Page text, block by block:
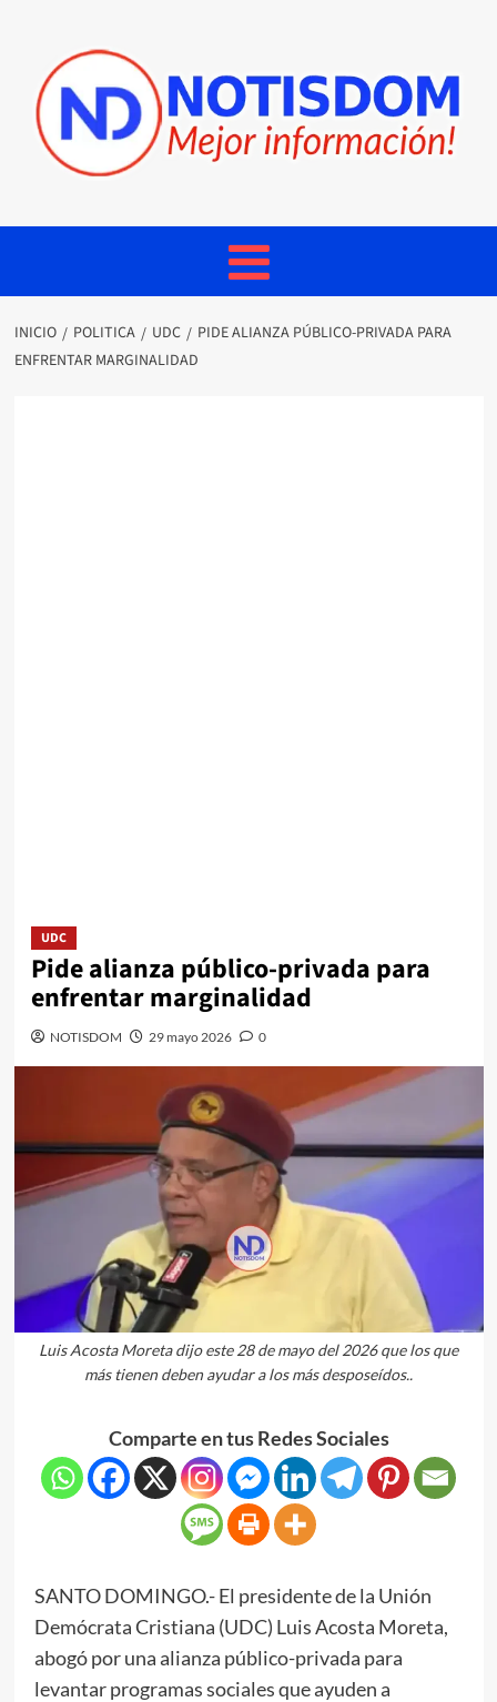
INICIO POLITICA UDC
PIDE ALIANZA PÚBLICO-PRIVADA PARA
ENFRENTAR MARGINALIDAD
UDC
Pide alianza público-privada para
enfrentar marginalidad
NOTISDOM 29 mayo 2026 0
Luis Acosta Moreta dijo este 28 de mayo del 2026 que los que
más tienen deben ayudar a los más desposeídos..
Comparte en tus Redes Sociales
SANTO DOMINGO.- El presidente de la Unión
Demócrata Cristiana (UDC) Luis Acosta Moreta,
abogó por una alianza público-privada para
levantar programas sociales que ayuden a